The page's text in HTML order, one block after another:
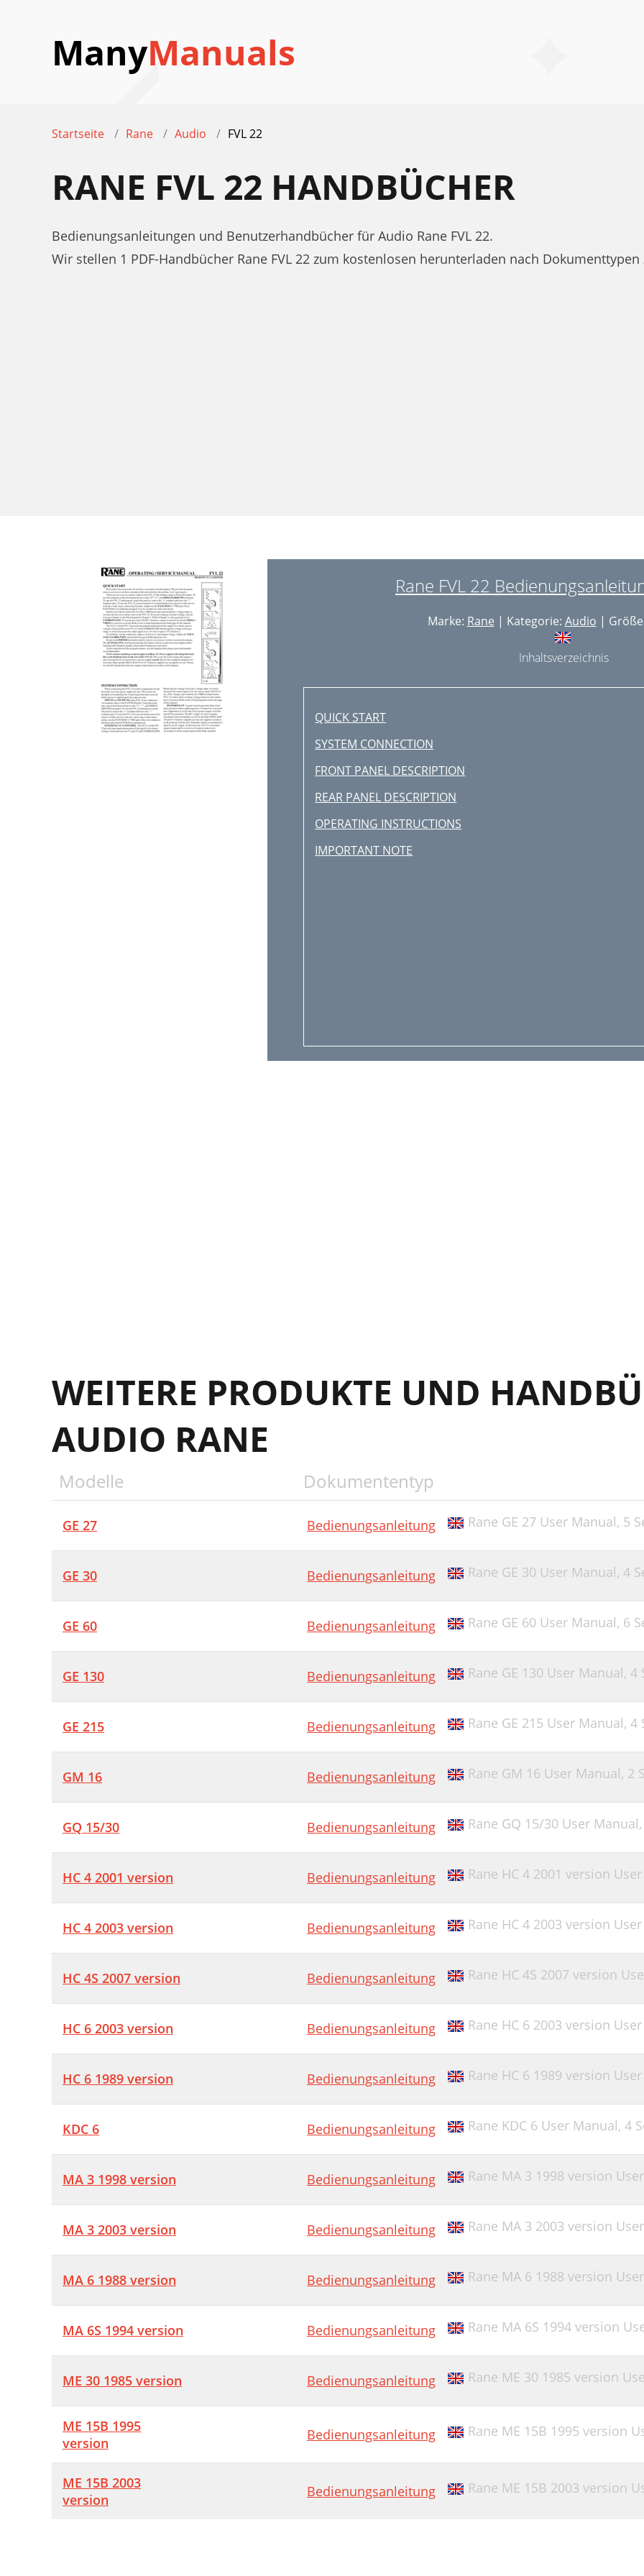
ManyManuals
Startseite Rane Audio FVL 22
RANE FVL 22 HANDBÜCHER
Bedienungsanleitungen und Benutzerhandbücher für Audio Rane FVL 22.
Wir stellen 1 PDF-Handbücher Rane FVL 22 zum kostenlosen herunterladen nach
Rane FVL 22
Marke: Rane | Kategorie: Audio |
Inhaltsverzeichnis
QUICK START
SYSTEM CONNECTION
FRONT PANEL DESCRIPTION
REAR PANEL DESCRIPTION
OPERATING INSTRUCTIONS
IMPORTANT NOTE
WEITERE PRODUKTE UND
AUDIO RANE
Modelle Dokumententyp
GE 27 Bedienungsanleitung Rane GE 27 User Manual, 5
GE 30 Bedienungsanleitung Rane GE 30 User Manual, 4
GE 60 Bedienungsanleitung Rane GE 60 User Manual, 6
GE 130 Bedienungsanleitung Rane GE 130 User Manual, 4
GE 215 Bedienungsanleitung Rane GE 215 User Manual, 4
GM 16 Bedienungsanleitung Rane GM 16 User Manual, 2
GQ 15/30 Bedienungsanleitung Rane GQ 15/30 User Manual,
HC 4 2001 version Bedienungsanleitung Rane HC 4 2001 version
HC 4 2003 version Bedienungsanleitung Rane HC 4 2003 version
HC 4S 2007 version Bedienungsanleitung Rane HC 4S 2007 version
HC 6 2003 version Bedienungsanleitung Rane HC 6 2003 version
HC 6 1989 version Bedienungsanleitung Rane HC 6 1989 version
KDC 6 Bedienungsanleitung Rane KDC 6 User Manual, 4
MA 3 1998 version Bedienungsanleitung Rane MA 3 1998 version
MA 3 2003 version Bedienungsanleitung Rane MA 3 2003 version
MA 6 1988 version Bedienungsanleitung Rane MA 6 1988 version
MA 6S 1994 version Bedienungsanleitung Rane MA 6S 1994 version
ME 30 1985 version Bedienungsanleitung Rane ME 30 1985 version
ME 15B 1995
version
Bedienungsanleitung Rane ME 15B 1995 version
ME 15B 2003
version
Bedienungsanleitung Rane ME 15B 2003 version